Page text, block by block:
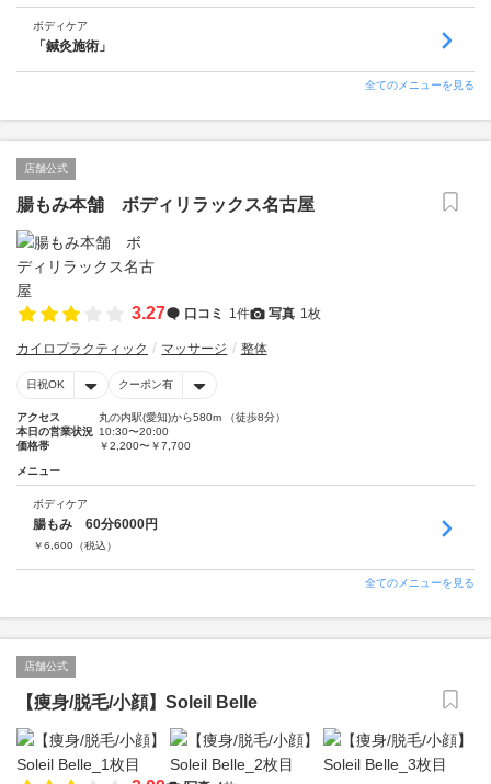
ボディケア
「鍼灸施術」
全てのメニューを見る
店舗公式
腸もみ本舗 ボディリラックス名古屋
3.27 口コミ 1件 写真 1枚
カイロプラクティック マッサージ 整体
日祝OK クーポン有
アクセス
丸の内駅(愛知)から580m （徒歩8分）
本日の営業状況 10:30〜20:00
価格帯
￥2,200〜￥7,700
メニュー
ボディケア
腸もみ 60分6000円
￥6,600 （税込）
全てのメニューを見る
店舗公式
【痩身/脱毛/小顔】Soleil Belle